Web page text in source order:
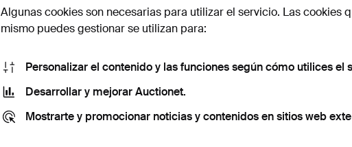
3.152 USD 3.088 USD
2.942
Algunas cookies son necesarias para utilizar el servicio. Las cookies
mismo puedes gestionar se utilizan para:
Personalizar el contenido y las funciones según cómo utilices el
Desarrollar y mejorar Auctionet.
Mostrarte y promocionar noticias y contenidos en sitios web